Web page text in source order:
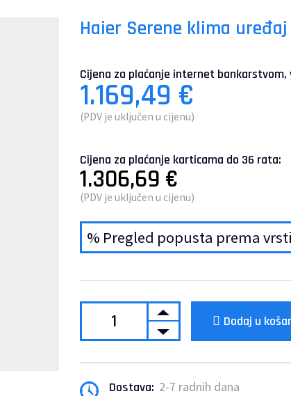
Haier Serene klima
Cijena za plaćanje internet
1.169,49 €
(PDV je uključen u cijenu)
Cijena za plaćanje karticama do 36 rata:
1.306,69 €
(PDV je uključen u cijenu)
% Pregled popusta prema
Dodaj u
Dostava: 2-7 radnih dana